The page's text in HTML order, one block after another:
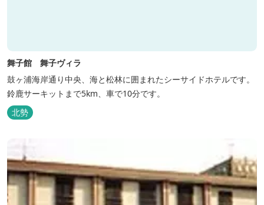
舞子館 舞子ヴィラ
鼓ヶ浦海岸通り中央、海と松林に囲まれたシーサイドホテルです。
鈴鹿サーキットまで5km、車で10分です。
北勢